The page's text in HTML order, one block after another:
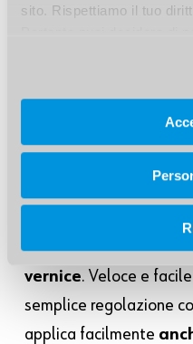
sito. Rispettiamo il tuo
protegge gli
spruzzi di vernice
) con
tutte le aperture del
vernice. Veloce e
semplice regolazione
applica facilmente